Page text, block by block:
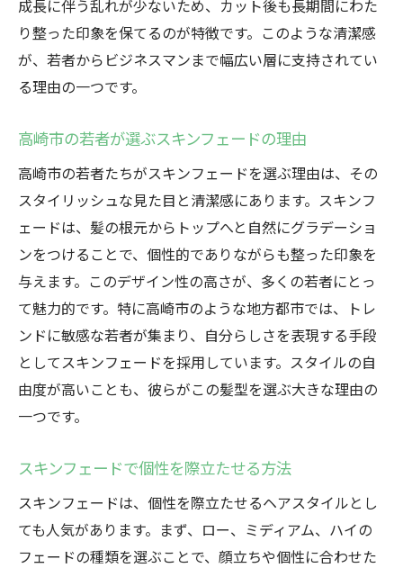
成長に伴う乱れが少ないため、カット後も長期間にわた
り整った印象を保てるのが特徴です。このような清潔感
が、若者からビジネスマンまで幅広い層に支持されてい
る理由の一つです。
高崎市の若者が選ぶスキンフェードの理由
高崎市の若者たちがスキンフェードを選ぶ理由は、その
スタイリッシュな見た目と清潔感にあります。スキンフ
ェードは、髪の根元からトップへと自然にグラデーショ
ンをつけることで、個性的でありながらも整った印象を
与えます。このデザイン性の高さが、多くの若者にとっ
て魅力的です。特に高崎市のような地方都市では、トレ
ンドに敏感な若者が集まり、自分らしさを表現する手段
としてスキンフェードを採用しています。スタイルの自
由度が高いことも、彼らがこの髪型を選ぶ大きな理由の
一つです。
スキンフェードで個性を際立たせる方法
スキンフェードは、個性を際立たせるヘアスタイルとし
ても人気があります。まず、ロー、ミディアム、ハイの
フェードの種類を選ぶことで、顔立ちや個性に合わせた